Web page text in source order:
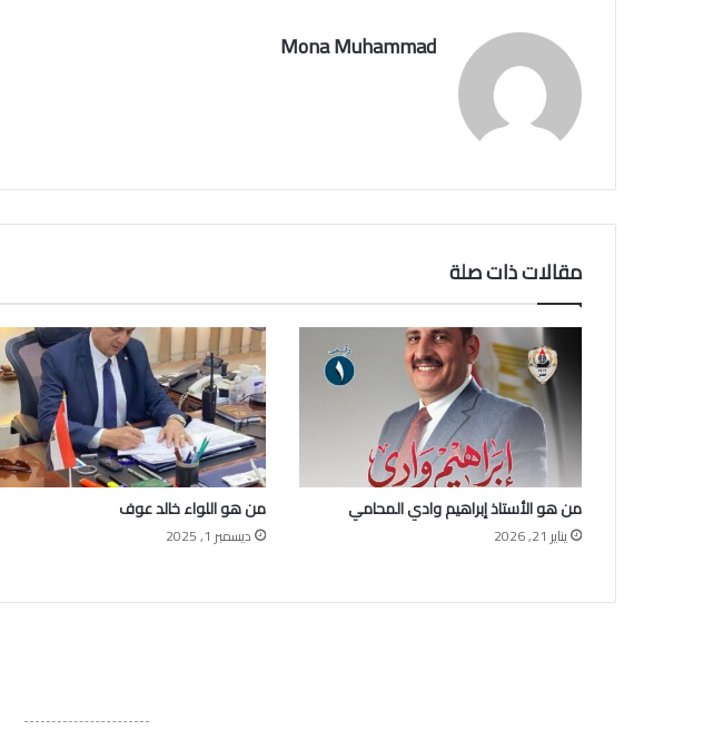
Mona Muhammad
مقالات ذات صلة
من هو الأستاذ إبراهيم وادي المحامي
يناير 21, 2026
من هو اللواء خالد عوف
ديسمبر 1, 2025